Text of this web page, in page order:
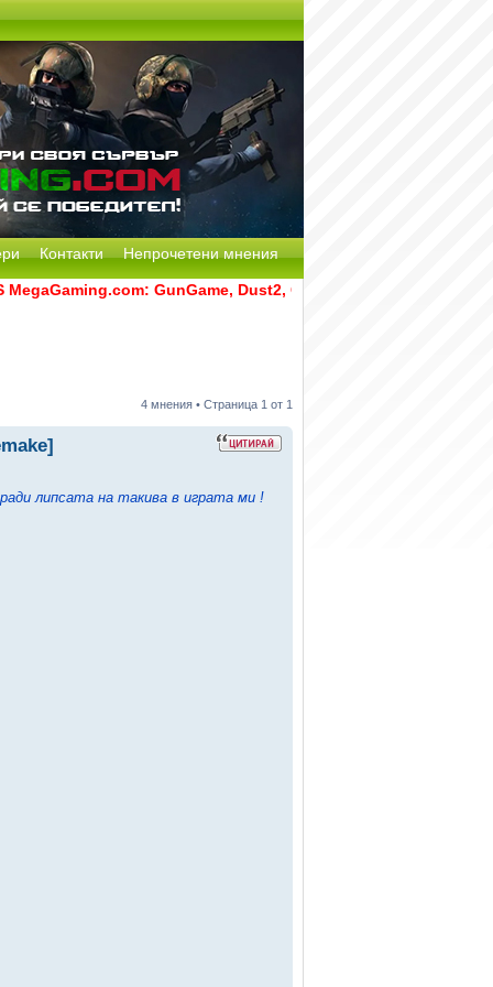
Контакти Непрочетени мнения
GunGame, Dust2, CS:GO Remake [Multi-Mod] и
4 мнения • Страница 1 от 1
липсата на такива в играта ми !